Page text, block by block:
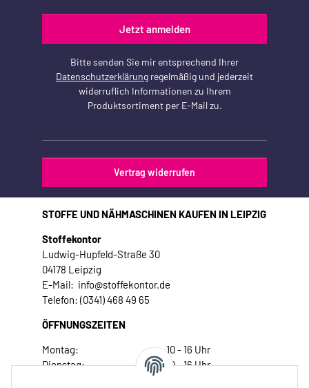
Jetzt anmelden
Bitte senden Sie mir entsprechend Ihrer
Datenschutzerklärung regelmäßig und jederzeit
widerruflich Informationen zu Ihrem
Produktsortiment per E-Mail zu.
Vertrag widerrufen
STOFFE UND NÄHMASCHINEN KAUFEN IN LEIPZIG
Stoffekontor
Ludwig-Hupfeld-Straße 30
04178 Leipzig
E-Mail: info@stoffekontor.de
Telefon: (0341) 468 49 65
ÖFFNUNGSZEITEN
Montag:
10 - 16 Uhr
Dienstag:
10 - 16 Uhr